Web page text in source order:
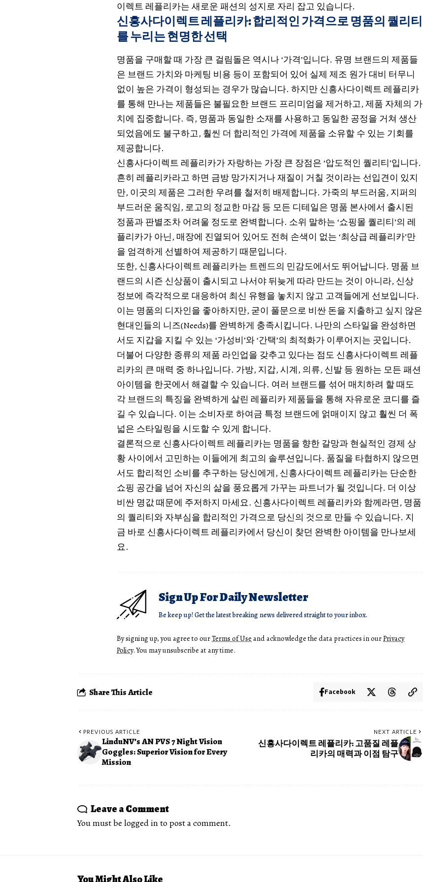
이렉트 레플리카는 새로운 패션의 성지로 자리 잡고 있습니다.
신흥사다이렉트 레플리카: 합리적인 가격으로 명품의 퀄리티
를 누리는 현명한 선택
명품을 구매할 때 가장 큰 걸림돌은 역시나 ‘가격’입니다. 유명 브랜드의 제품들
은 브랜드 가치와 마케팅 비용 등이 포함되어 있어 실제 제조 원가 대비 터무니
없이 높은 가격이 형성되는 경우가 많습니다. 하지만 신흥사다이렉트 레플리카
를 통해 만나는 제품들은 불필요한 브랜드 프리미엄을 제거하고, 제품 자체의 가
치에 집중합니다. 즉, 명품과 동일한 소재를 사용하고 동일한 공정을 거쳐 생산
되었음에도 불구하고, 훨씬 더 합리적인 가격에 제품을 소유할 수 있는 기회를
제공합니다.
신흥사다이렉트 레플리카가 자랑하는 가장 큰 장점은 ‘압도적인 퀄리티’입니다.
흔히 레플리카라고 하면 금방 망가지거나 재질이 거칠 것이라는 선입견이 있지
만, 이곳의 제품은 그러한 우려를 철저히 배제합니다. 가죽의 부드러움, 지퍼의
부드러운 움직임, 로고의 정교한 마감 등 모든 디테일은 명품 본사에서 출시된
정품과 판별조차 어려울 정도로 완벽합니다. 소위 말하는 ‘쇼핑몰 퀄리티’의 레
플리카가 아닌, 매장에 진열되어 있어도 전혀 손색이 없는 ‘최상급 레플리카’만
을 엄격하게 선별하여 제공하기 때문입니다.
또한, 신흥사다이렉트 레플리카는 트렌드의 민감도에서도 뛰어납니다. 명품 브
랜드의 시즌 신상품이 출시되고 나서야 뒤늦게 따라 만드는 것이 아니라, 신상
정보에 즉각적으로 대응하여 최신 유행을 놓치지 않고 고객들에게 선보입니다.
이는 명품의 디자인을 좋아하지만, 굳이 풀문으로 비싼 돈을 지출하고 싶지 않은
현대인들의 니즈(Needs)를 완벽하게 충족시킵니다. 나만의 스타일을 완성하면
서도 지갑을 지킬 수 있는 ‘가성비’와 ‘간택’의 최적화가 이루어지는 곳입니다.
더불어 다양한 종류의 제품 라인업을 갖추고 있다는 점도 신흥사다이렉트 레플
리카의 큰 매력 중 하나입니다. 가방, 지갑, 시계, 의류, 신발 등 원하는 모든 패션
아이템을 한곳에서 해결할 수 있습니다. 여러 브랜드를 섞어 매치하려 할 때도
각 브랜드의 특징을 완벽하게 살린 레플리카 제품들을 통해 자유로운 코디를 즐
길 수 있습니다. 이는 소비자로 하여금 특정 브랜드에 얽매이지 않고 훨씬 더 폭
넓은 스타일링을 시도할 수 있게 합니다.
결론적으로 신흥사다이렉트 레플리카는 명품을 향한 갈망과 현실적인 경제 상
황 사이에서 고민하는 이들에게 최고의 솔루션입니다. 품질을 타협하지 않으면
서도 합리적인 소비를 추구하는 당신에게, 신흥사다이렉트 레플리카는 단순한
쇼핑 공간을 넘어 자신의 삶을 풍요롭게 가꾸는 파트너가 될 것입니다. 더 이상
비싼 명값 때문에 주저하지 마세요. 신흥사다이렉트 레플리카와 함께라면, 명품
의 퀄리티와 자부심을 합리적인 가격으로 당신의 것으로 만들 수 있습니다. 지
금 바로 신흥사다이렉트 레플리카에서 당신이 찾던 완벽한 아이템을 만나보세
요.
Sign Up For Daily Newsletter
Be keep up! Get the latest breaking news delivered straight to your inbox.
By signing up, you agree to ourTerms of Useand acknowledge the data practices in ourPrivacy
Policy. You may unsubscribe at any time.
Share This Article Facebook
PREVIOUS ARTICLE
LinduNV’s AN PVS 7 Night Vision
Goggles: Superior Vision for Every
Mission
NEXT ARTICLE
신흥사다이렉트 레플리카: 고품질 레플
리카의 매력과 이점 탐구
Leave a Comment
You must be logged into post a comment.